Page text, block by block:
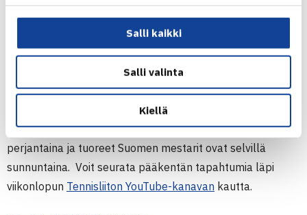
Salli kaikki
Salli valinta
Kiellä
J5 ITF WORLD TENNIS TOUR JUNIORS | BELGIA
18-vuotiaiden SM-kilpailut pelataan Hangossa
Kansallisilla kentillä jaetaan vuoden 2022 ensimmäiset
SM-mitalit viikonloppuna, kun 18-vuotiaiden Suomen
mestaruudesta pelataan Hangossa. Kilpailu käynnistyy
perjantaina ja tuoreet Suomen mestarit ovat selvillä
sunnuntaina. Voit seurata pääkentän tapahtumia läpi
viikonlopun Tennisliiton YouTube-kanavan kautta.